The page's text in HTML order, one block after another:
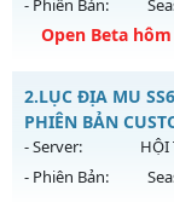
- Phiên Bản:
Open Beta
Mu mới ra tháng
ngày 08/08/2626
Exp: 99x - Drop:
2.LỤC ĐỊA MU
PHIÊN BẢN
- Server: HỘI
- Phiên Bản: